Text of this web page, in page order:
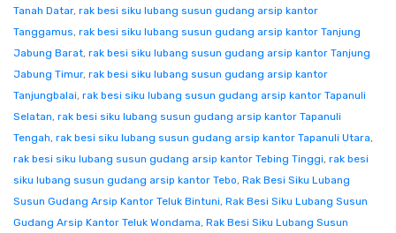
Tanah Datar, rak besi siku lubang susun gudang arsip kantor
Tanggamus, rak besi siku lubang susun gudang arsip kantor Tanjung
Jabung Barat, rak besi siku lubang susun gudang arsip kantor Tanjung
Jabung Timur, rak besi siku lubang susun gudang arsip kantor
Tanjungbalai, rak besi siku lubang susun gudang arsip kantor Tapanuli
Selatan, rak besi siku lubang susun gudang arsip kantor Tapanuli
Tengah, rak besi siku lubang susun gudang arsip kantor Tapanuli Utara,
rak besi siku lubang susun gudang arsip kantor Tebing Tinggi, rak besi
siku lubang susun gudang arsip kantor Tebo, Rak Besi Siku Lubang
Susun Gudang Arsip Kantor Teluk Bintuni, Rak Besi Siku Lubang Susun
Gudang Arsip Kantor Teluk Wondama, Rak Besi Siku Lubang Susun